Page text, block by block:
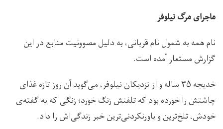
ماجرای مرگ نیلوفر
نام همه به شمول نام قربانی، به دلیل مصوونیت منابع در این
گزارش مستعار آمده است.
خدیجه‌ ۳۵ ساله و از نزدیکان نیلوفر، می‌گوید آن روز تازه غذای
چاشتش را خورده بود که تلفنش زنگ خورد؛ زنگی که به گفته‌ی
خودش، تلخ‌ترین و باورنکردنی‌ترین خبر زندگی‌اش را داد.